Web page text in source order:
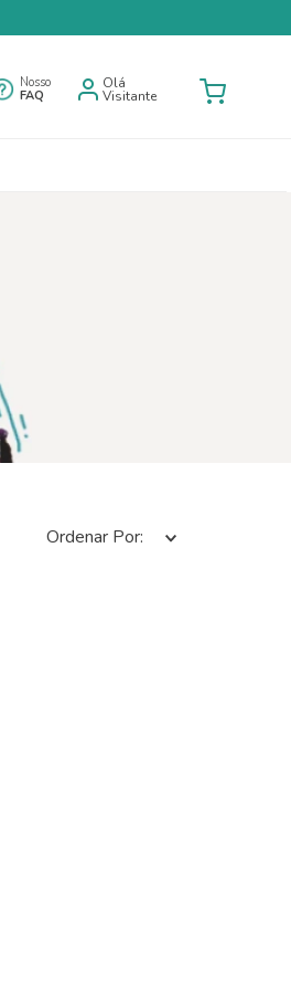
Nosso
FAQ
Olá
Visitante
Ordenar Por